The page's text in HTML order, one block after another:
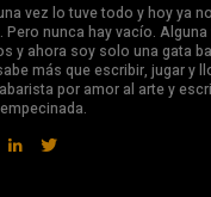
vez lo tuve todo y hoy ya
Pero nunca hay vacío.
y ahora soy solo una gata
más que escribir, jugar y
por amor al arte y